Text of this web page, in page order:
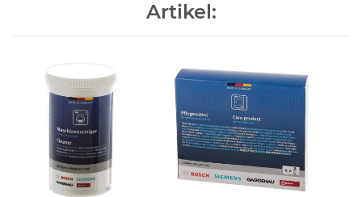
Artikel: